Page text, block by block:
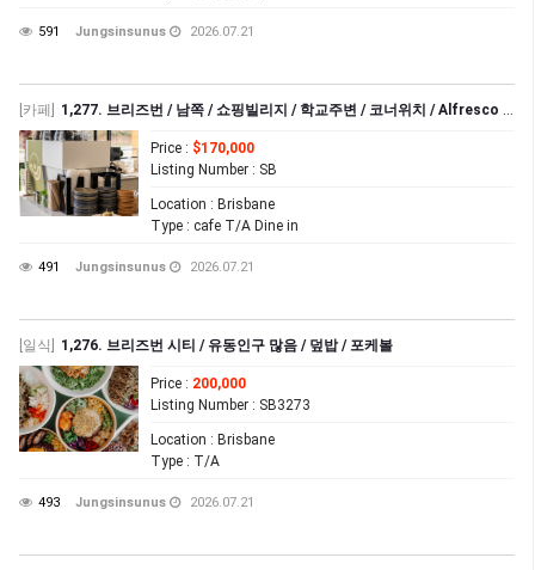
591 Jungsinsunus 2026.07.21
[카페] 1,277. 브리즈번 / 남쪽 / 쇼핑빌리지 / 학교주변 / 코너위치 / Alfresco 3248
Price : $170,000
Listing Number : SB
Location : Brisbane
Type : cafe T/A Dine in
491 Jungsinsunus 2026.07.21
[일식] 1,276. 브리즈번 시티 / 유동인구 많음 / 덮밥 / 포케볼
Price : 200,000
Listing Number : SB3273
Location : Brisbane
Type : T/A
493 Jungsinsunus 2026.07.21